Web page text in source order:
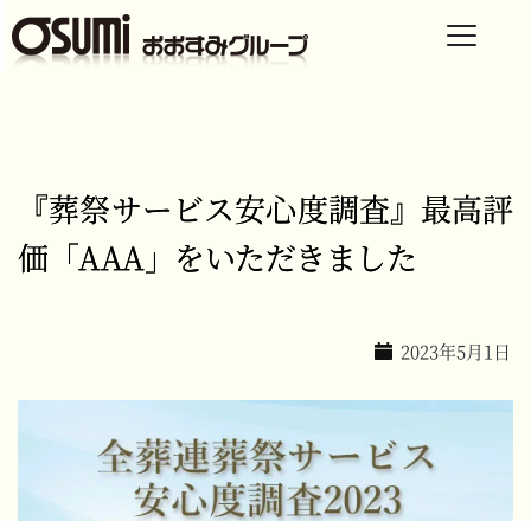
『葬祭サービス安心度調査』最高評
価「AAA」をいただきました
2023年5月1日